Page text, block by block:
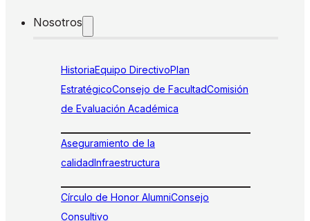
Nosotros
HistoriaEquipo DirectivoPlan
EstratégicoConsejo de FacultadComisión
de Evaluación Académica
Aseguramiento de la
calidadInfraestructura
Círculo de Honor AlumniConsejo
Consultivo